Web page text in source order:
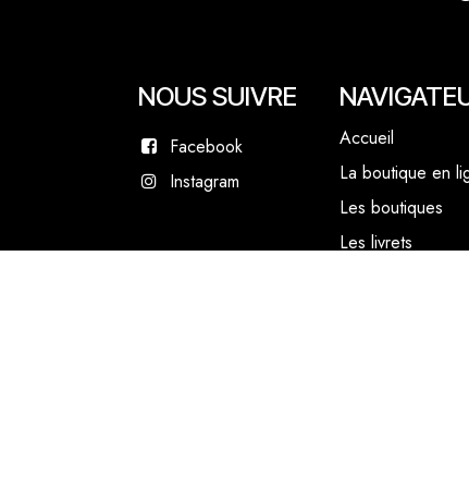
NOUS SUIVRE
Facebook
Instagram
Accueil
La boutique en
Les boutiques
Les livrets